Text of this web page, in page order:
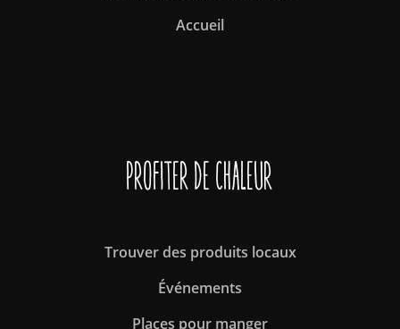
Accueil
Profiter de Chaleur
Trouver des produits locaux
Événements
Places pour manger